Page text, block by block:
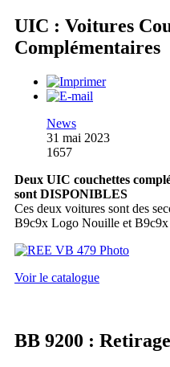
UIC : Voitures
Complémentaires
News
31 mai 2023
1657
Deux UIC couchettes
sont DISPONIBLES
Ces deux voitures sont des
B9c9x Logo Nouille et B9c9x
Voir le catalogue
BB 9200 :